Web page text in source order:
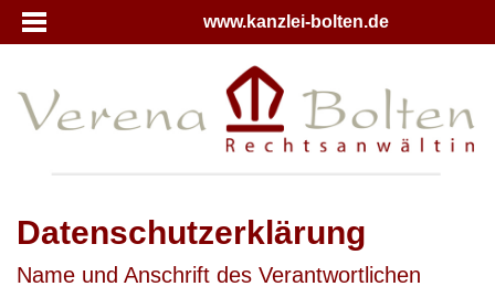
www.kanzlei-bolten.de
Datenschutzerklärung
Name und Anschrift des Verantwortlichen